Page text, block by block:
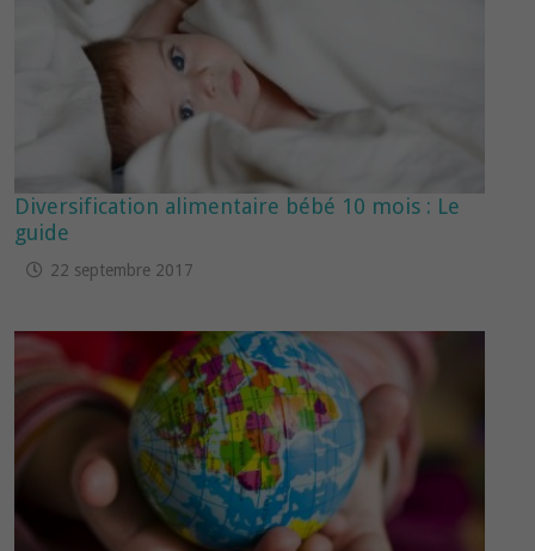
Diversification alimentaire bébé 10 mois : Le
guide
22 septembre 2017